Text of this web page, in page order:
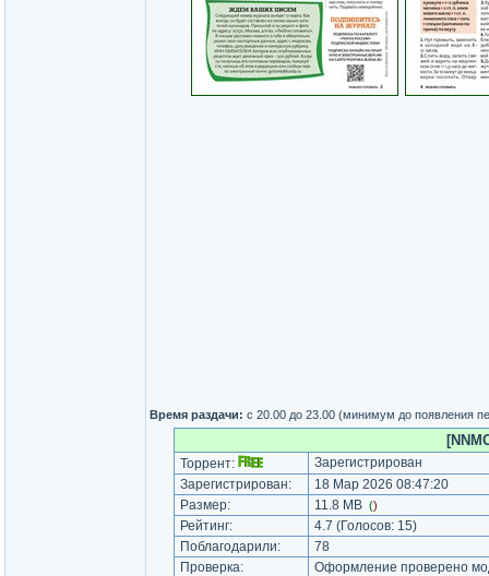
Время раздачи: с 20.00 до 23.00 (минимум до появления
Торрент:
Зарегистрирован
Зарегистрирован:
18 Мар 2026 08:47:20
Размер:
11.8 MB ()
Рейтинг: 4.7 (Голосов: 15)
Поблагодарили:
78
Проверка:
Оформление проверено